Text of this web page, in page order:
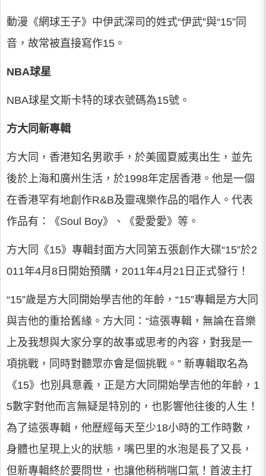
動漫《網球王子》中伊武深司的姓式“伊武”與“15”同
音，故常被直接寫作15。
NBA球星
NBA球星文斯卡特的球衣號碼為15號。
方大同新專輯
方大同，香港知名男歌手，於美國夏威夷出生，並先
後於上海和廣州生活，於1998年定居香港。他是一個
在香港罕有地創作R&B及靈魂樂作品的唱作人。代表
作品有：《Soul Boy》、《愛愛愛》等。
方大同《15》專輯封面方大同第五張創作大碟“15”於2
011年4月8日開始預購，2011年4月21日正式發行！
“15”歲是方大同開始學吉他的年齡，“15”專輯是方大同
與吉他的重拾舊緣。方大同：“這張專輯，無論在音樂
上及我想與大家分享的故事或思考的內容，對我是一
項挑戰，同時對聽眾亦會是個挑戰。” 新專輯取名為
《15》也別具意義，正是方大同開始學吉他的年齡，1
5數字對他而言無疑是特別的，也影響他往後的人生！
為了這張專輯，他歷經每天至少18小時的工作時數，
身體也呈現上火的狀態，嘴巴里的水泡是長了又長，
但新專輯終於要問世，也讓他稍稍喘口氣！首波主打